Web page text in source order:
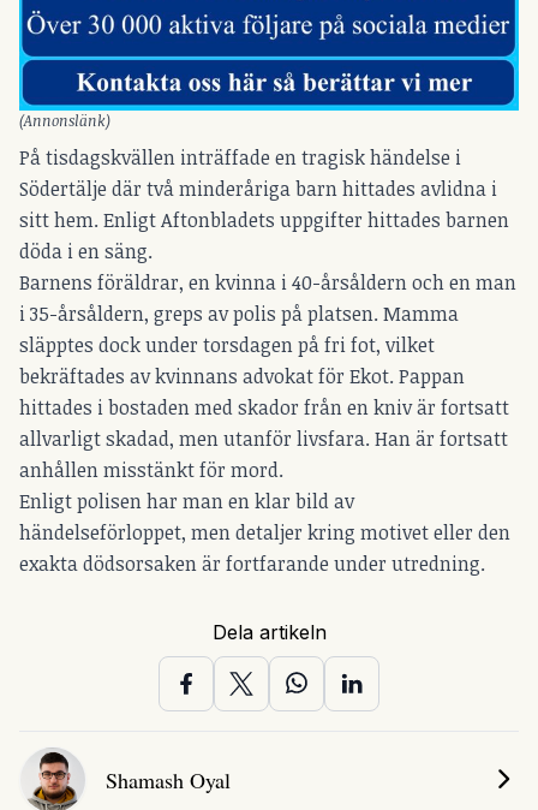
(Annonslänk)
På tisdagskvällen inträffade en tragisk händelse i
Södertälje där två minderåriga barn hittades avlidna i
sitt hem. Enligt Aftonbladets uppgifter hittades barnen
döda i en säng.
Barnens föräldrar, en kvinna i 40-årsåldern och en man
i 35-årsåldern, greps av polis på platsen. Mamma
släpptes dock under torsdagen på fri fot, vilket
bekräftades av kvinnans advokat för Ekot. Pappan
hittades i bostaden med skador från en kniv är fortsatt
allvarligt skadad, men utanför livsfara. Han är fortsatt
anhållen misstänkt för mord.
Enligt polisen har man en klar bild av
händelseförloppet, men detaljer kring motivet eller den
exakta dödsorsaken är fortfarande under utredning.
Dela artikeln
Shamash Oyal